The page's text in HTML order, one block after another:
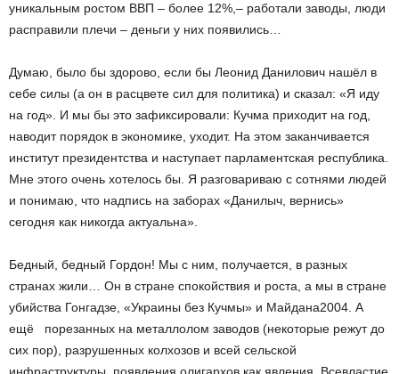
уникальным ростом ВВП – более 12%,– работали заводы, люди
расправили плечи – деньги у них появились…
Думаю, было бы здорово, если бы Леонид Данилович нашёл в
себе силы (а он в расцвете сил для политика) и сказал: «Я иду
на год». И мы бы это зафиксировали: Кучма приходит на год,
наводит порядок в экономике, уходит. На этом заканчивается
институт президентства и наступает парламентская республика.
Мне этого очень хотелось бы. Я разговариваю с сотнями людей
и понимаю, что надпись на заборах «Данилыч, вернись»
сегодня как никогда актуальна».
Бедный, бедный Гордон! Мы с ним, получается, в разных
странах жили… Он в стране спокойствия и роста, а мы в стране
убийства Гонгадзе, «Украины без Кучмы» и Майдана­2004. А
ещё ­ порезанных на металлолом заводов (некоторые режут до
сих пор), разрушенных колхозов и всей сельской